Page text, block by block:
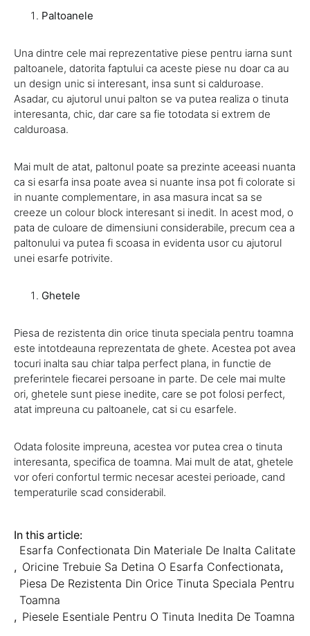
Paltoanele
Una dintre cele mai reprezentative piese pentru iarna sunt
paltoanele, datorita faptului ca aceste piese nu doar ca au
un design unic si interesant, insa sunt si calduroase.
Asadar, cu ajutorul unui palton se va putea realiza o tinuta
interesanta, chic, dar care sa fie totodata si extrem de
calduroasa.
Mai mult de atat, paltonul poate sa prezinte aceeasi nuanta
ca si esarfa insa poate avea si nuante insa pot fi colorate si
in nuante complementare, in asa masura incat sa se
creeze un colour block interesant si inedit. In acest mod, o
pata de culoare de dimensiuni considerabile, precum cea a
paltonului va putea fi scoasa in evidenta usor cu ajutorul
unei esarfe potrivite.
Ghetele
Piesa de rezistenta din orice tinuta speciala pentru toamna
este intotdeauna reprezentata de ghete. Acestea pot avea
tocuri inalta sau chiar talpa perfect plana, in functie de
preferintele fiecarei persoane in parte. De cele mai multe
ori, ghetele sunt piese inedite, care se pot folosi perfect,
atat impreuna cu paltoanele, cat si cu esarfele.
Odata folosite impreuna, acestea vor putea crea o tinuta
interesanta, specifica de toamna. Mai mult de atat, ghetele
vor oferi confortul termic necesar acestei perioade, cand
temperaturile scad considerabil.
In this article:
Esarfa Confectionata Din Materiale De Inalta Calitate
, Oricine Trebuie Sa Detina O Esarfa Confectionata,
Piesa De Rezistenta Din Orice Tinuta Speciala Pentru
Toamna
, Piesele Esentiale Pentru O Tinuta Inedita De Toamna